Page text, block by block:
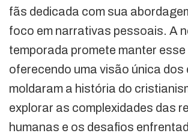
fãs dedicada com sua
foco em narrativas pessoais. A
temporada promete manter
oferecendo uma visão única dos
moldaram a história do
explorar as complexidades das
humanas e os desafios